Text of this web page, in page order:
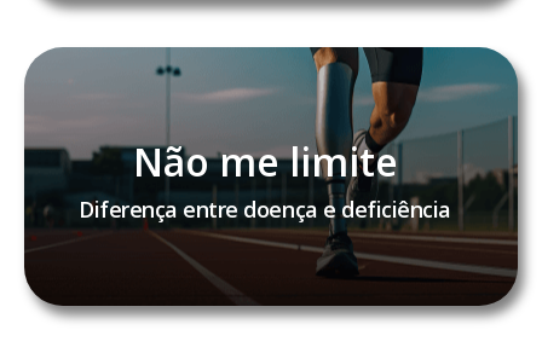
Não me limite
Diferença entre doença e deficiência